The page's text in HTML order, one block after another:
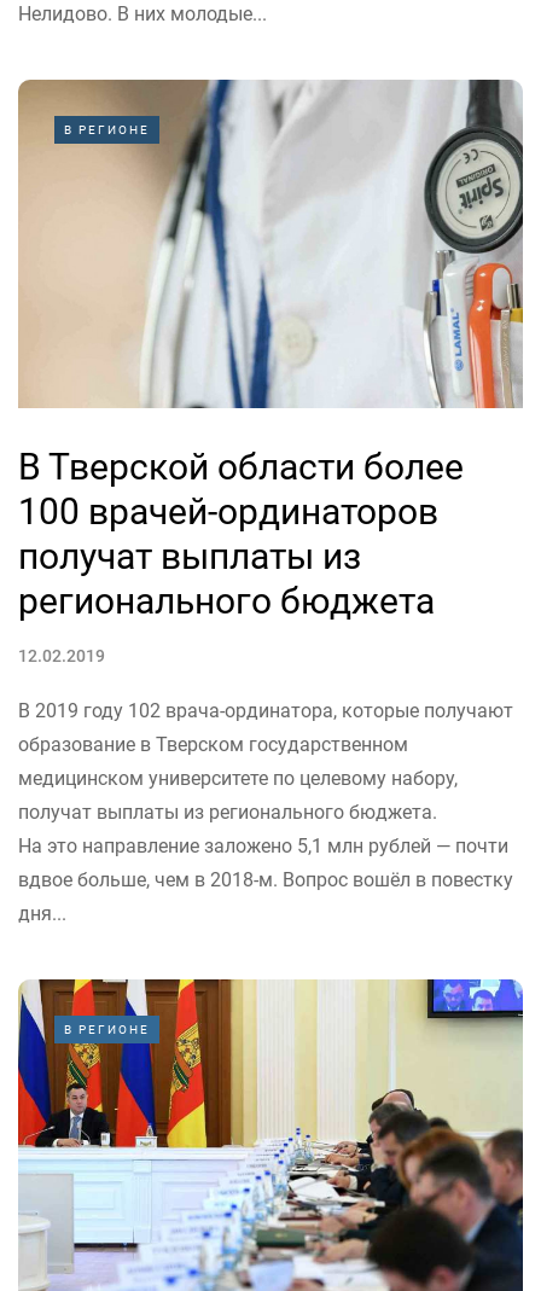
Нелидово. В них молодые...
В РЕГИОНЕ
В Тверской области более
100 врачей-ординаторов
получат выплаты из
регионального бюджета
12.02.2019
В 2019 году 102 врача-ординатора, которые получают
образование в Тверском государственном
медицинском университете по целевому набору,
получат выплаты из регионального бюджета.
На это направление заложено 5,1 млн рублей — почти
вдвое больше, чем в 2018-м. Вопрос вошёл в повестку
дня...
В РЕГИОНЕ